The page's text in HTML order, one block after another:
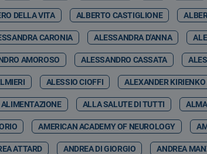
DELLA VITA ALBERTO CASTIGLIONE
CARONIA ALESSANDRA D'ANNA
AMOROSO ALESSANDRO CASSATA
ALESSIO CIOFFI ALEXANDER KIRIENKO
ALIMENTAZIONE ALLA SALUTE DI TUTTI
AMERICAN ACADEMY OF NEUROLOGY
ATTARD ANDREA DI GIORGIO ANDREA